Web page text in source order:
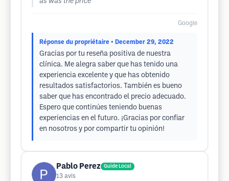
Google
Réponse du propriétaire • December 29, 2022
Gracias por tu reseña positiva de nuestra
clínica. Me alegra saber que has tenido una
experiencia excelente y que has obtenido
resultados satisfactorios. También es bueno
saber que has encontrado el precio adecuado.
Espero que continúes teniendo buenas
experiencias en el futuro. ¡Gracias por confiar
en nosotros y por compartir tu opinión!
Pablo Perez Guide Local
13 avis